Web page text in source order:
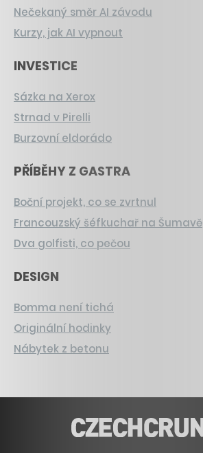
Nečekaný směr AI závodu
Kurzy, jak AI vypnout
INVESTICE
Sázka na Xerox
Strnad v Pirelli
Burzovní eldorádo
PŘÍBĚHY Z GASTRA
Boční projekt, co se zvrtnul
Francouzský šéfkuchař na Šumavě
Dva golfisti, co pečou
DESIGN
Bomma není tichá
Originální hodinky
Nábytek z betonu